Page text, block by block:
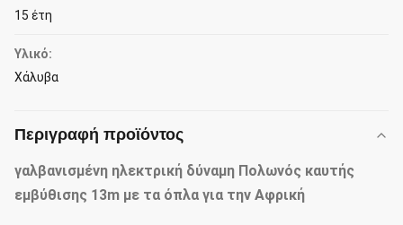
15 έτη
Υλικό:
Χάλυβα
Περιγραφή προϊόντος
γαλβανισμένη ηλεκτρική δύναμη Πολωνός καυτής
εμβύθισης 13m με τα όπλα για την Αφρική